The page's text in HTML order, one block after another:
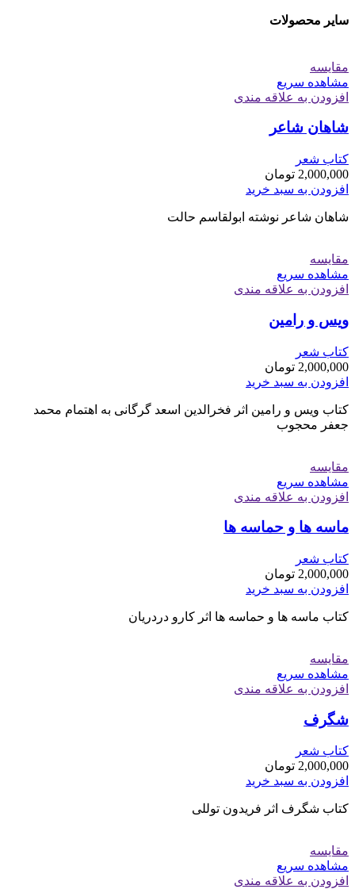
سایر محصولات
مقایسه
مشاهده سریع
افزودن به علاقه مندی
شاهان شاعر
کتاب شعر
2,000,000 تومان
افزودن به سبد خرید
شاهان شاعر نوشته ابولقاسم حالت
مقایسه
مشاهده سریع
افزودن به علاقه مندی
ویس و رامین
کتاب شعر
2,000,000 تومان
افزودن به سبد خرید
کتاب ویس و رامین اثر فخرالدین اسعد گرگانی به اهتمام محمد
جعفر محجوب
مقایسه
مشاهده سریع
افزودن به علاقه مندی
ماسه ها و حماسه ها
کتاب شعر
2,000,000 تومان
افزودن به سبد خرید
کتاب ماسه ها و حماسه ها اثر کارو دردریان
مقایسه
مشاهده سریع
افزودن به علاقه مندی
شگرف
کتاب شعر
2,000,000 تومان
افزودن به سبد خرید
کتاب شگرف اثر فریدون توللی
مقایسه
مشاهده سریع
افزودن به علاقه مندی